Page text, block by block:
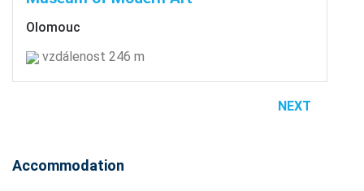
Olomouc
vzdálenost 246 m
NEXT
Accommodation